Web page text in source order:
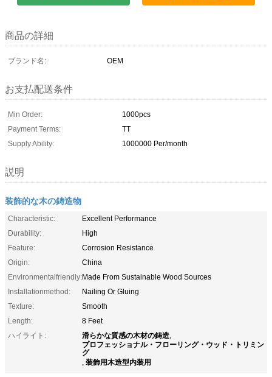
商品の詳細
ブランド名: OEM
お支払配送条件
Min Order:
1000pcs
Payment Terms:
TT
Supply Ability:
1000000 Per/month
説明
装飾的な木の鋳造物
Characteristic:
Excellent Performance
Durability:
High
Feature:
Corrosion Resistance
Origin:
China
Environmentalfriendly:Made From Sustainable Wood Sources
Installationmethod:
Nailing Or Gluing
Texture:
Smooth
Length:
8 Feet
ハイライト:
滑らかな質感の木材の鋳造,
プロフェッショナル・フローリング・ウッド・トリミン
グ
, 装飾用木造型内装用